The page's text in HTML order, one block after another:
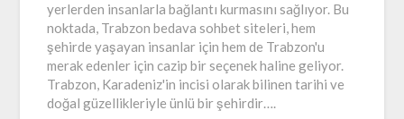
yerlerden insanlarla bağlantı kurmasını sağlıyor. Bu
noktada, Trabzon bedava sohbet siteleri, hem
şehirde yaşayan insanlar için hem de Trabzon'u
merak edenler için cazip bir seçenek haline geliyor.
Trabzon, Karadeniz'in incisi olarak bilinen tarihi ve
doğal güzellikleriyle ünlü bir şehirdir….